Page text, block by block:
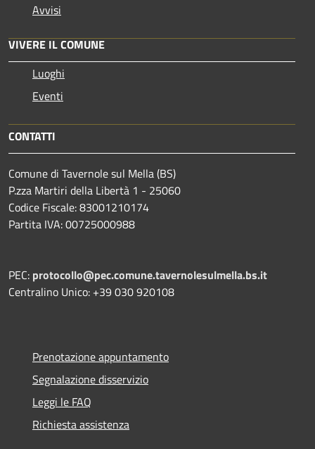
Avvisi
VIVERE IL COMUNE
Luoghi
Eventi
CONTATTI
Comune di Tavernole sul Mella (BS)
P.zza Martiri della Libertà 1 - 25060
Codice Fiscale: 83001210174
Partita IVA: 00725000988
PEC: protocollo@pec.comune.tavernolesulmella.bs.it
Centralino Unico: +39 030 920108
Prenotazione appuntamento
Segnalazione disservizio
Leggi le FAQ
Richiesta assistenza